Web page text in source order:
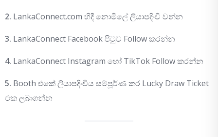
2. LankaConnect.com හිදී නොමිලේ ලියාපදිංචි වන්න
3. LankaConnect Facebook පිටුව Follow කරන්න
4. LankaConnect Instagram හෝ TikTok Follow කරන්න
5. Booth එකේ ලියාපදිංචිය සම්පූර්ණ කර Lucky Draw Ticket
එක ලබාගන්න